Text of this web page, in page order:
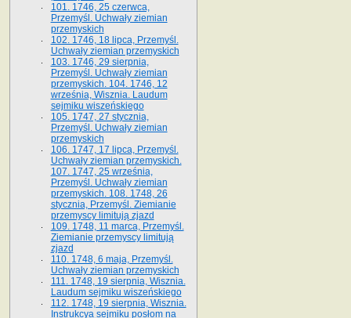
101. 1746, 25 czerwca,
Przemyśl. Uchwały ziemian
przemyskich
102. 1746, 18 lipca, Przemyśl.
Uchwały ziemian przemyskich
103. 1746, 29 sierpnia,
Przemyśl. Uchwały ziemian
przemyskich. 104. 1746, 12
września, Wisznia. Laudum
sejmiku wiszeńskiego
105. 1747, 27 stycznia,
Przemyśl. Uchwały ziemian
przemyskich
106. 1747, 17 lipca, Przemyśl.
Uchwały ziemian przemyskich.
107. 1747, 25 września,
Przemyśl. Uchwały ziemian
przemyskich. 108. 1748, 26
stycznia, Przemyśl. Ziemianie
przemyscy limitują zjazd
109. 1748, 11 marca, Przemyśl.
Ziemianie przemyscy limitują
zjazd
110. 1748, 6 maja, Przemyśl.
Uchwały ziemian przemyskich
111. 1748, 19 sierpnia, Wisznia.
Laudum sejmiku wiszeńskiego
112. 1748, 19 sierpnia, Wisznia.
Instrukcya sejmiku posłom na